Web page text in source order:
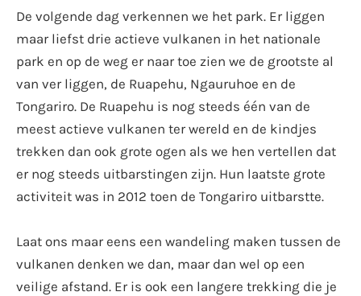
De volgende dag verkennen we het park. Er liggen
maar liefst drie actieve vulkanen in het nationale
park en op de weg er naar toe zien we de grootste al
van ver liggen, de Ruapehu, Ngauruhoe en de
Tongariro. De Ruapehu is nog steeds één van de
meest actieve vulkanen ter wereld en de kindjes
trekken dan ook grote ogen als we hen vertellen dat
er nog steeds uitbarstingen zijn. Hun laatste grote
activiteit was in 2012 toen de Tongariro uitbarstte.
Laat ons maar eens een wandeling maken tussen de
vulkanen denken we dan, maar dan wel op een
veilige afstand. Er is ook een langere trekking die je